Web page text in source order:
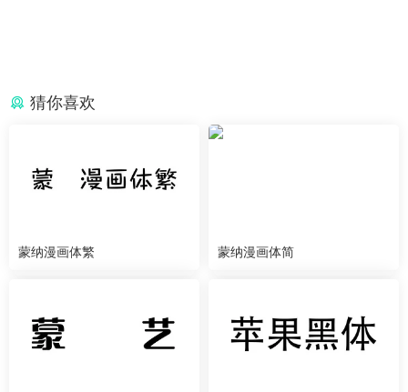
猜你喜欢
蒙纳漫画体繁 蒙纳漫画体简